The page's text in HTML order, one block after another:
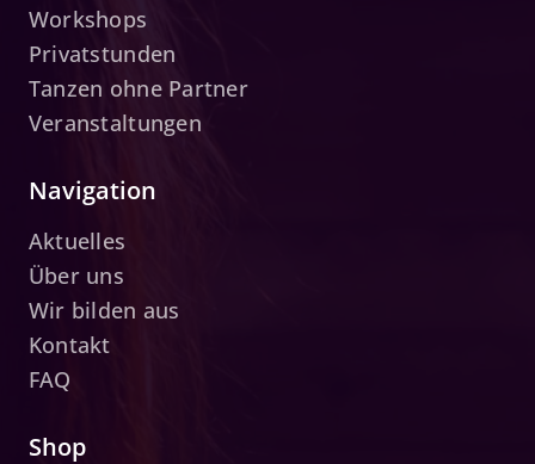
Workshops
Privatstunden
Tanzen ohne Partner
Veranstaltungen
Navigation
Aktuelles
Über uns
Wir bilden aus
Kontakt
FAQ
Shop